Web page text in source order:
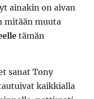
ainakin on aivan
mitään muuta
tämän
sanat Tony
kaikkialla